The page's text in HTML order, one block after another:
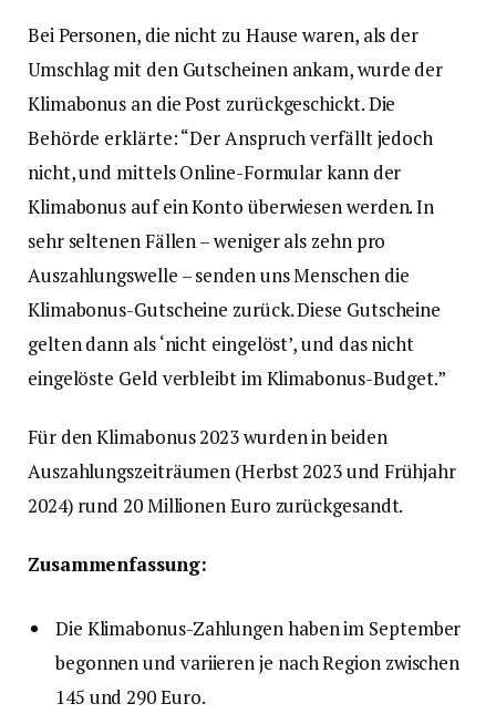
Bei Personen, die nicht zu Hause waren, als der
Umschlag mit den Gutscheinen ankam, wurde der
Klimabonus an die Post zurückgeschickt. Die
Behörde erklärte: “Der Anspruch verfällt jedoch
nicht, und mittels Online-Formular kann der
Klimabonus auf ein Konto überwiesen werden. In
sehr seltenen Fällen – weniger als zehn pro
Auszahlungswelle – senden uns Menschen die
Klimabonus-Gutscheine zurück. Diese Gutscheine
gelten dann als ‘nicht eingelöst’, und das nicht
eingelöste Geld verbleibt im Klimabonus-Budget.”
Für den Klimabonus 2023 wurden in beiden
Auszahlungszeiträumen (Herbst 2023 und Frühjahr
2024) rund 20 Millionen Euro zurückgesandt.
Zusammenfassung:
Die Klimabonus-Zahlungen haben im September
begonnen und variieren je nach Region zwischen
145 und 290 Euro.